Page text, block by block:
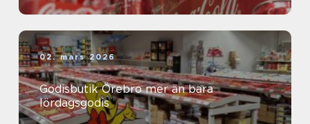
02. mars 2026
Godisbutik Örebro mer än bara
lördagsgodis